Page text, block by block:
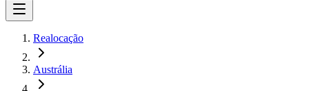
Realocação
Austrália